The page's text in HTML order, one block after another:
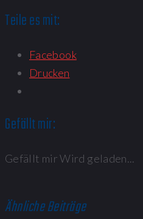
Teile es mit:
Facebook
Drucken
Gefällt mir:
Gefällt mirWird geladen...
Ähnliche Beiträge